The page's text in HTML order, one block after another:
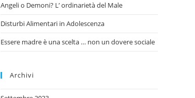
Angeli o Demoni? L’ ordinarietà del Male
Disturbi Alimentari in Adolescenza
Essere madre è una scelta … non un dovere sociale
Archivi